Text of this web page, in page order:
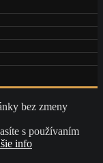
bez zmeny
s používaním
info